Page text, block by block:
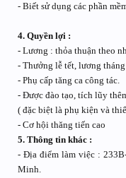
- Biết sử dụng các phần
4. Quyền lợi :
- Lương : thỏa thuận theo
- Thưởng lễ tết, lương
- Phụ cấp tăng ca công tác.
- Được đào tạo, tích lũy
( đặc biệt là phụ kiện và
- Cơ hội thăng tiến cao
5. Thông tin khác :
- Địa điểm làm việc :
Minh.